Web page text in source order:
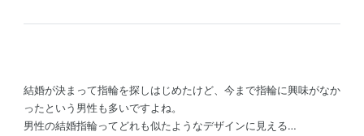
結婚が決まって指輪を探しはじめたけど、今まで指輪に興味がなか
ったという男性も多いですよね。
男性の結婚指輪ってどれも似たようなデザインに見える…